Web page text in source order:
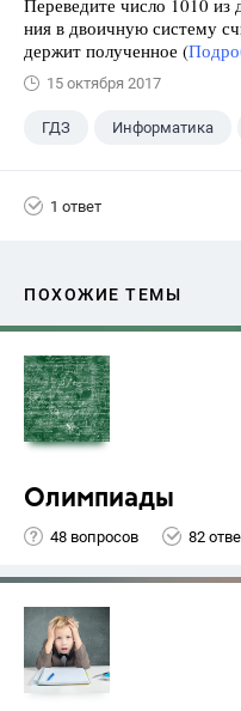
Переведите число 1010 из
ния в двоичную систему
держит полученное (
15 октября 2017
ГДЗ Информатика
1 ответ
ПОХОЖИЕ ТЕМЫ
Олимпиады
48 вопросов 82